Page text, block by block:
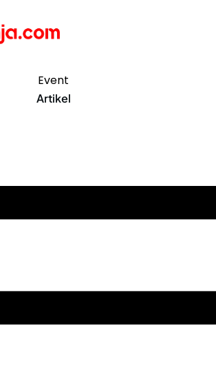
Event
Artikel